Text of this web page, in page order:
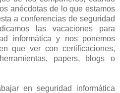
anécdotas de lo que estamos
a conferencias de seguridad
las vacaciones para
informática y nos ponemos
que ver con certificaciones,
papers, blogs o
en seguridad informática